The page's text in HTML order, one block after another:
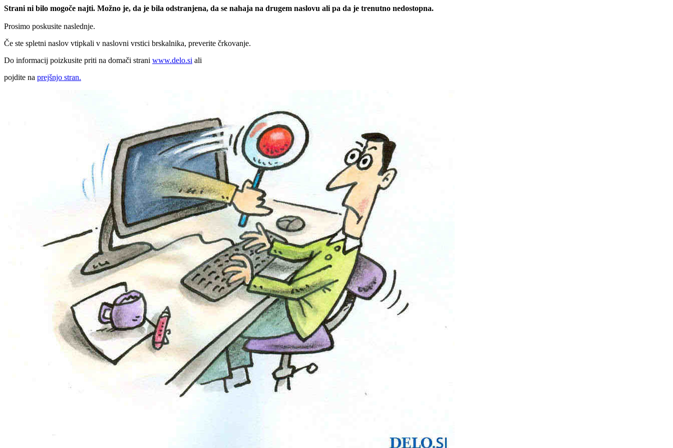
Strani ni bilo mogoče najti. Možno je, da je bila odstranjena, da se nahaja na drugem naslovu ali pa da je trenutno nedostopna.
Prosimo poskusite naslednje.
Če ste spletni naslov vtipkali v naslovni vrstici brskalnika, preverite črkovanje.
Do informacij poizkusite priti na domači strani www.delo.si ali
pojdite na prejšnjo stran.